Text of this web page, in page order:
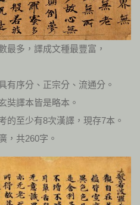
最多，譯成文種最豐富，
有序分、正宗分、流通分。
奘譯本皆是略本。
的至少有8次漢譯，現存7本。
，共260字。